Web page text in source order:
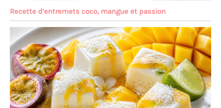
Recette d’entremets coco, mangue et passion